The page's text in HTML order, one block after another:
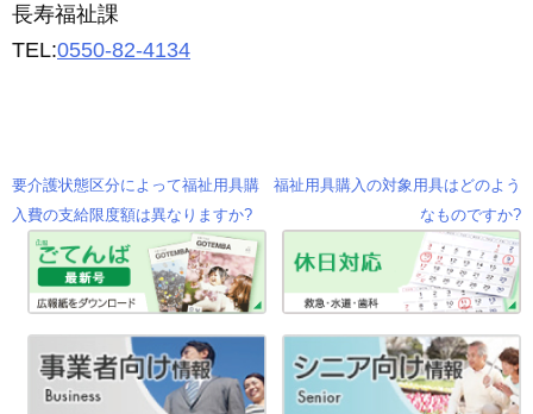
長寿福祉課
TEL:0550-82-4134
投
要介護状態区分によって福祉用具購
入費の支給限度額は異なりますか?
福祉用具購入の対象用具はどのよう
なものですか?